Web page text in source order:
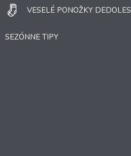
VESELÉ PONOŽKY DEDOLES
SEZÓNNE TIPY